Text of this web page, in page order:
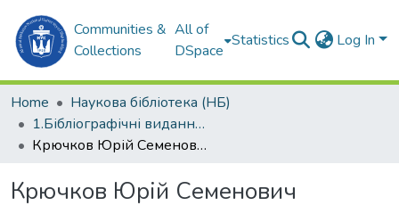
Communities &
Collections
All of
DSpace
Statistics Log In
Home
Наукова бібліотека (НБ)
1.Бібліографічні видання (НБ)
Крючков Юрій Семенович
Крючков Юрій Семенович